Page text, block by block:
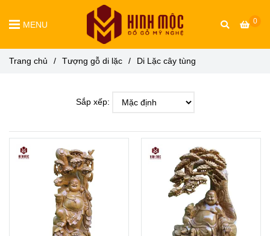
0
MENU
Trang chủ / Tượng gỗ di lặc / Di Lặc cây tùng
Sắp xếp: